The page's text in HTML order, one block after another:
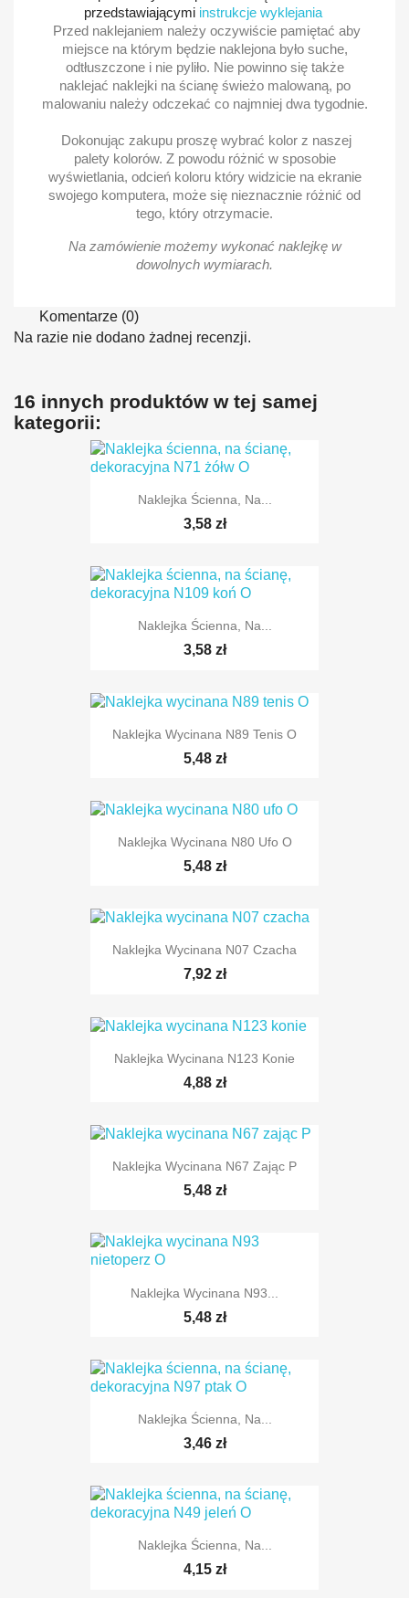
przedstawiającymi instrukcje wyklejania
Przed naklejaniem należy oczywiście pamiętać aby
miejsce na którym będzie naklejona było suche,
odtłuszczone i nie pyliło. Nie powinno się także
naklejać naklejki na ścianę świeżo malowaną, po
malowaniu należy odczekać co najmniej dwa tygodnie.
Dokonując zakupu proszę wybrać kolor z naszej
palety kolorów. Z powodu różnić w sposobie
wyświetlania, odcień koloru który widzicie na ekranie
swojego komputera, może się nieznacznie różnić od
tego, który otrzymacie.
Na zamówienie możemy wykonać naklejkę w
dowolnych wymiarach.
Komentarze (0)
Na razie nie dodano żadnej recenzji.
16 innych produktów w tej samej
kategorii:
Naklejka Ścienna, Na...
3,58 zł
TYLKO ONLINE
Naklejka Ścienna, Na...
3,58 zł
Naklejka Wycinana N89 Tenis O
5,48 zł
Naklejka Wycinana N80 Ufo O
5,48 zł
Naklejka Wycinana N07 Czacha
7,92 zł
Naklejka Wycinana N123 Konie
4,88 zł
Naklejka Wycinana N67 Zając P
5,48 zł
Naklejka Wycinana N93...
5,48 zł
Naklejka Ścienna, Na...
3,46 zł
TYLKO ONLINE
Naklejka Ścienna, Na...
4,15 zł